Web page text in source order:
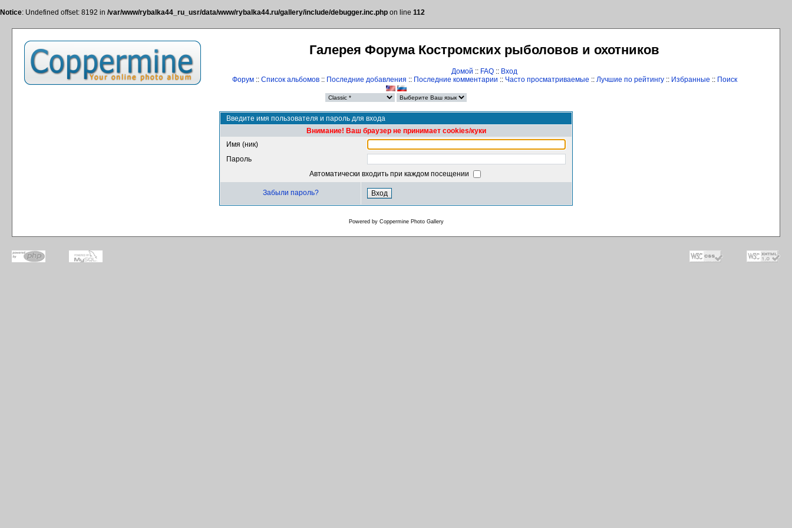
Notice: Undefined offset: 8192 in /var/www/rybalka44_ru_usr/data/www/rybalka44.ru/gallery/include/debugger.inc.php on line 112
Галерея Форума Костромских рыболовов и охотников
Домой :: FAQ :: Вход
Форум:: Список альбомов:: Последние добавления :: Последние комментарии :: Часто просматриваемые :: Лучшие по рейтингу:: Избранные :: Поиск
Введите имя пользователя и пароль для входа
Внимание! Ваш браузер не принимает cookies/куки
Имя (ник)
Пароль
Автоматически входить при каждом посещении
Забыли пароль?
Powered by Coppermine Photo Gallery